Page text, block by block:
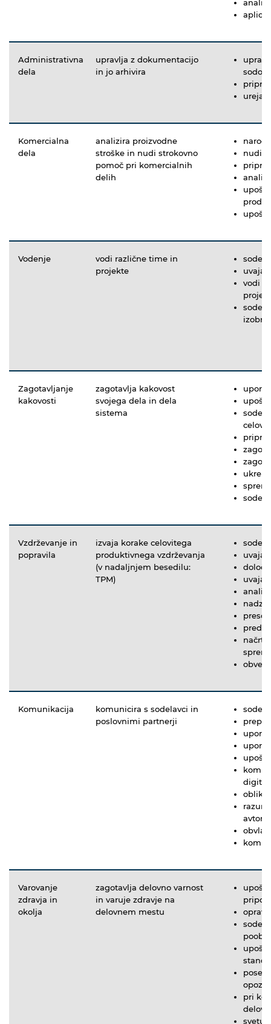
Administrativna
dela
upravlja z dokumentacijo
in jo arhivira
ureja
Komercialna
dela
analizira proizvodne
stroške in nudi strokovno
pomoč pri komercialnih
delih
nudi
Vodenje
vodi različne time in
projekte
uvaja
vodi
Zagotavljanje
kakovosti
zagotavlja kakovost
svojega dela in dela
sistema
Vzdrževanje in
popravila
izvaja korake celovitega
produktivnega vzdrževanja
(v nadaljnjem besedilu:
TPM)
uvaja
določi
uvaja
Komunikacija
komunicira s sodelavci in
poslovnimi partnerji
Varovanje
zdravja in
okolja
zagotavlja delovno varnost
in varuje zdravje na
delovnem mestu
pri